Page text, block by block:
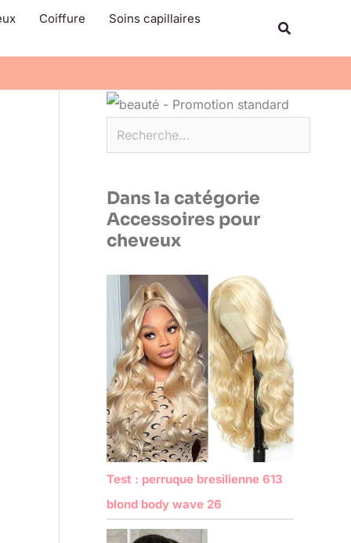
Coiffure Soins capillaires
Rechercher
Dans la catégorie
Accessoires pour
cheveux
Test : perruque bresilienne 613
blond body wave 26